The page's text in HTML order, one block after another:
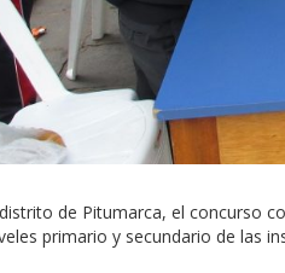
de Pitumarca, el concurso
primario y secundario de las